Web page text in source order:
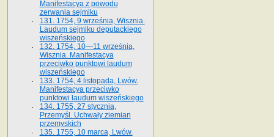
Manifestacya z powodu
zerwania sejmiku
131. 1754, 9 września, Wisznia.
Laudum sejmiku deputackiego
wiszeńskiego
132. 1754, 10—11 września,
Wisznia. Manifestacya
przeciwko punktowi laudum
wiszeńskiego
133. 1754, 4 listopada, Lwów.
Manifestacya przeciwko
punktowi laudum wiszeńskiego
134. 1755, 27 stycznia,
Przemyśl. Uchwały ziemian
przemyskich
135. 1755, 10 marca, Lwów.